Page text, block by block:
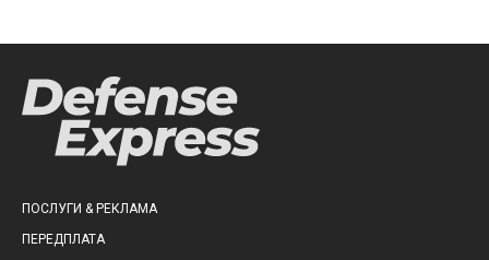
ПОСЛУГИ & РЕКЛАМА
ПЕРЕДПЛАТА